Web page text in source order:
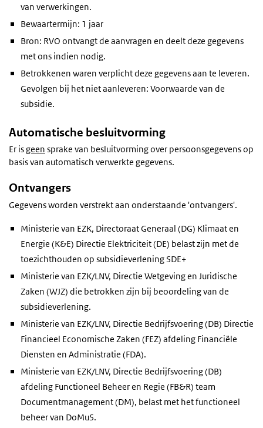
van verwerkingen.
Bewaartermijn: 1 jaar
Bron: RVO ontvangt de aanvragen en deelt deze gegevens
met ons indien nodig.
Betrokkenen waren verplicht deze gegevens aan te leveren.
Gevolgen bij het niet aanleveren: Voorwaarde van de
subsidie.
Automatische besluitvorming
Er isgeen sprake van besluitvorming over persoonsgegevens op
basis van automatisch verwerkte gegevens.
Ontvangers
Gegevens worden verstrekt aan onderstaande 'ontvangers'.
Ministerie van EZK, Directoraat Generaal (DG) Klimaat en
Energie (K&E) Directie Elektriciteit (DE) belast zijn met de
toezichthouden op subsidieverlening SDE+
Ministerie van EZK/LNV, Directie Wetgeving en Juridische
Zaken (WJZ) die betrokken zijn bij beoordeling van de
subsidieverlening.
Ministerie van EZK/LNV, Directie Bedrijfsvoering (DB) Directie
Financieel Economische Zaken (FEZ) afdeling Financiële
Diensten en Administratie (FDA).
Ministerie van EZK/LNV, Directie Bedrijfsvoering (DB)
afdeling Functioneel Beheer en Regie (FB&R) team
Documentmanagement (DM), belast met het functioneel
beheer van DoMuS.